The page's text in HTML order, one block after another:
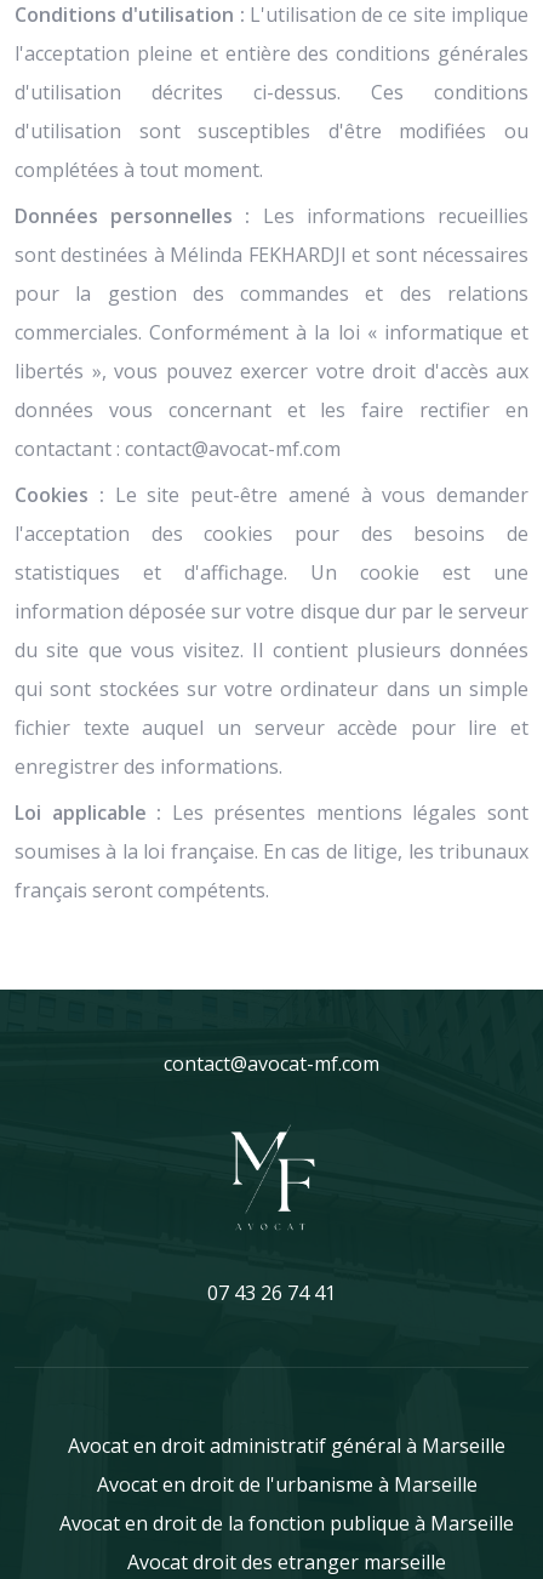
Conditions d'utilisation : L'utilisation de ce site implique
l'acceptation pleine et entière des conditions générales
d'utilisation décrites ci-dessus. Ces conditions
d'utilisation sont susceptibles d'être modifiées ou
complétées à tout moment.
Données personnelles : Les informations recueillies
sont destinées à Mélinda FEKHARDJI et sont nécessaires
pour la gestion des commandes et des relations
commerciales. Conformément à la loi « informatique et
libertés », vous pouvez exercer votre droit d'accès aux
données vous concernant et les faire rectifier en
contactant : contact@avocat-mf.com
Cookies : Le site peut-être amené à vous demander
l'acceptation des cookies pour des besoins de
statistiques et d'affichage. Un cookie est une
information déposée sur votre disque dur par le serveur
du site que vous visitez. Il contient plusieurs données
qui sont stockées sur votre ordinateur dans un simple
fichier texte auquel un serveur accède pour lire et
enregistrer des informations.
Loi applicable : Les présentes mentions légales sont
soumises à la loi française. En cas de litige, les tribunaux
français seront compétents.
contact@avocat-mf.com
07 43 26 74 41
Avocat en droit administratif général à Marseille
Avocat en droit de l'urbanisme à Marseille
Avocat en droit de la fonction publique à Marseille
Avocat droit des etranger marseille